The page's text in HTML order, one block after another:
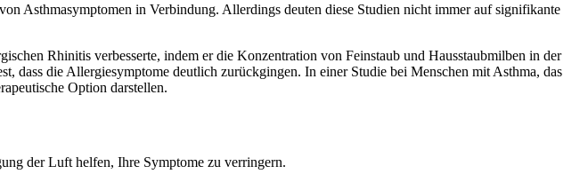
Asthmasymptomen in Verbindung. Allerdings deuten diese Studien nicht immer auf signifikante
Rhinitis verbesserte, indem er die Konzentration von Feinstaub und Hausstaubmilben in der
dass die Allergiesymptome deutlich zurückgingen. In einer Studie bei Menschen mit Asthma, das
Option darstellen.
der Luft helfen, Ihre Symptome zu verringern.